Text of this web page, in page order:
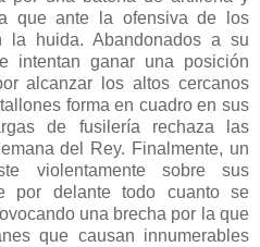
que ante la ofensiva de los
la huida. Abandonados a su
intentan ganar una posición
alcanzar los altos cercanos
forma en cuadro en sus
de fusilería rechaza las
del Rey. Finalmente, un
violentamente sobre sus
por delante todo cuanto se
una brecha por la que
que causan innumerables